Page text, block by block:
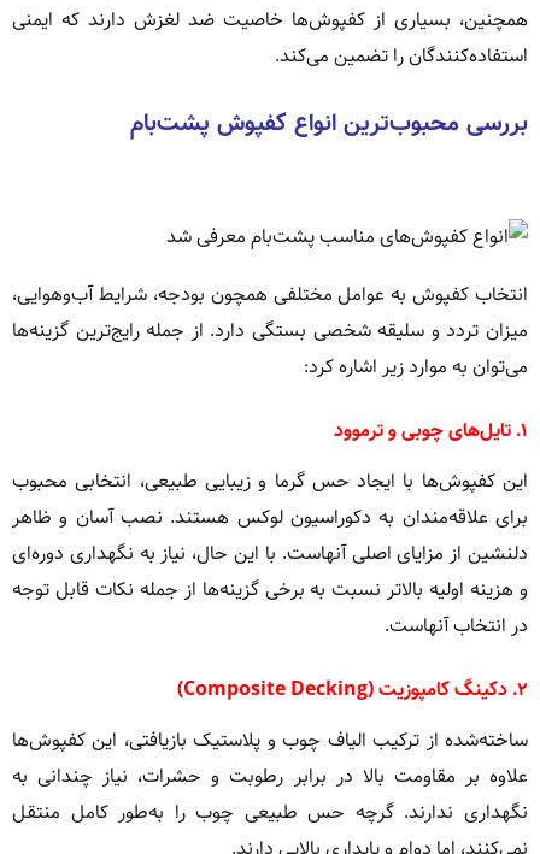
همچنین، بسیاری از کفپوش‌ها خاصیت ضد لغزش دارند که ایمنی
استفاده‌کنندگان را تضمین می‌کند.
بررسی محبوب‌ترین انواع کفپوش پشت‌بام
انتخاب کفپوش به عوامل مختلفی همچون بودجه، شرایط آب‌وهوایی،
میزان تردد و سلیقه شخصی بستگی دارد. از جمله رایج‌ترین گزینه‌ها
می‌توان به موارد زیر اشاره کرد:
۱. تایل‌های چوبی و ترموود
این کفپوش‌ها با ایجاد حس گرما و زیبایی طبیعی، انتخابی محبوب
برای علاقه‌مندان به دکوراسیون لوکس هستند. نصب آسان و ظاهر
دلنشین از مزایای اصلی آنهاست. با این حال، نیاز به نگهداری دوره‌ای
و هزینه اولیه بالاتر نسبت به برخی گزینه‌ها از جمله نکات قابل توجه
در انتخاب آنهاست.
۲. دکینگ کامپوزیت (Composite Decking)
ساخته‌شده از ترکیب الیاف چوب و پلاستیک بازیافتی، این کفپوش‌ها
علاوه بر مقاومت بالا در برابر رطوبت و حشرات، نیاز چندانی به
نگهداری ندارند. گرچه حس طبیعی چوب را به‌طور کامل منتقل